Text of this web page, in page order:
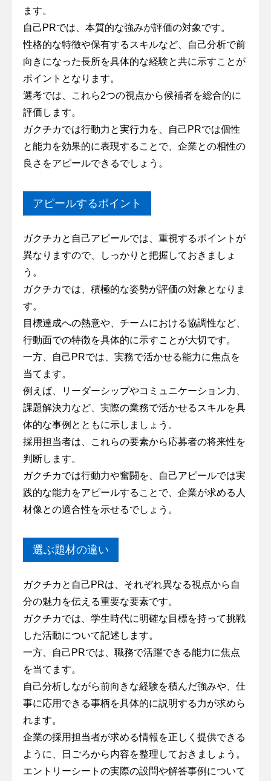
ます。
自己PRでは、本質的な強みが評価の対象です。
性格的な特徴や保有するスキルなど、自己分析で前
向きになった長所を具体的な経験と共に示すことが
ポイントとなります。
選考では、これら2つの視点から候補者を総合的に
評価します。
ガクチカでは行動力と実行力を、自己PRでは個性
と能力を効果的に表現することで、企業との相性の
良さをアピールできるでしょう。
アピールするポイント
ガクチカと自己アピールでは、重視するポイントが
異なりますので、しっかりと把握しておきましょ
う。
ガクチカでは、積極的な姿勢が評価の対象となりま
す。
目標達成への熱意や、チームにおける協調性など、
行動面での特徴を具体的に示すことが大切です。
一方、自己PRでは、実務で活かせる能力に焦点を
当てます。
例えば、リーダーシップやコミュニケーション力、
課題解決力など、実際の業務で活かせるスキルを具
体的な事例とともに示しましょう。
採用担当者は、これらの要素から応募者の将来性を
判断します。
ガクチカでは行動力や奮闘を、自己アピールでは実
践的な能力をアピールすることで、企業が求める人
材像との適合性を示せるでしょう。
選ぶ題材の違い
ガクチカと自己PRは、それぞれ異なる視点から自
分の魅力を伝える重要な要素です。
ガクチカでは、学生時代に明確な目標を持って挑戦
した活動について記述します。
一方、自己PRでは、職務で活躍できる能力に焦点
を当てます。
自己分析しながら前向きな経験を積んだ強みや、仕
事に応用できる事柄を具体的に説明する力が求めら
れます。
企業の採用担当者が求める情報を正しく提供できる
ように、日ごろから内容を整理しておきましょう。
エントリーシートの実際の設問や解答事例について